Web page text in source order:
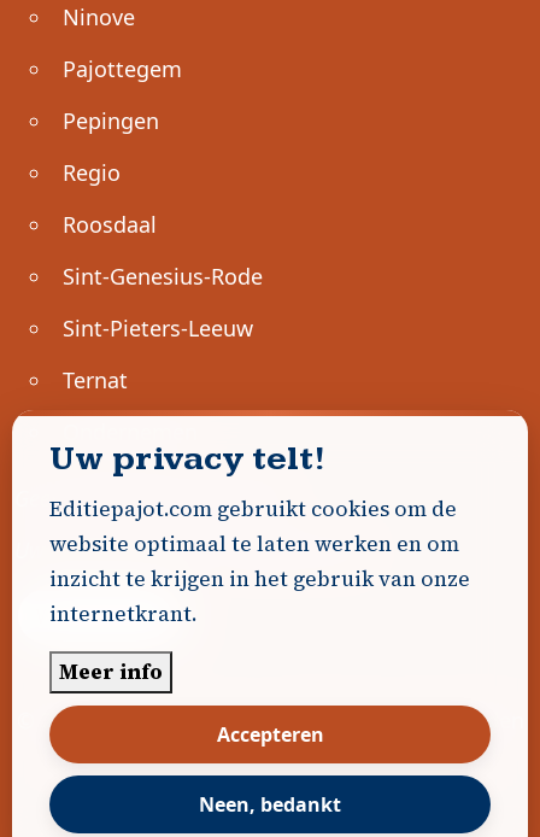
Ninove
Pajottegem
Pepingen
Regio
Roosdaal
Sint-Genesius-Rode
Sint-Pieters-Leeuw
Ternat
Geen advertenties gevonden.
Uw advertentie hier? Contacteer ons!
Word Partner!
© 2026 Editiepajot.com
Algemene voorwaarden
|Disclaimer Privacybeleid Cookiebeleid|
Gerealiseerd doorDavidHosse.net
Uw privacy telt!
Editiepajot.com gebruikt cookies om de
website optimaal te laten werken en om
inzicht te krijgen in het gebruik van onze
internetkrant.
Meer info
Accepteren
Neen, bedankt